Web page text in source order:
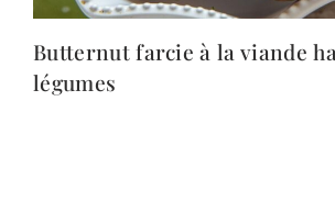
Butternut farcie à la viande
légumes